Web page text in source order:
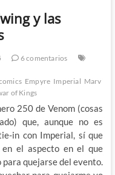
y las
6 comentarios
Empyre Imperial Marv
of Kings
250 de Venom (cosas
que, aunque no es
in con Imperial, sí que
el aspecto en el que
para quejarse del evento.